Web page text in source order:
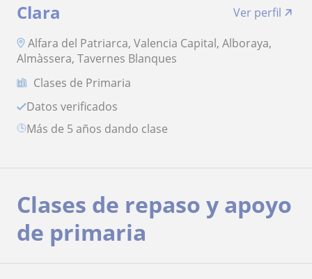
Clara
Ver perfil
Alfara del Patriarca, Valencia Capital, Alboraya,
Almàssera, Tavernes Blanques
Clases de Primaria
Datos verificados
más de 5 años dando clase
Clases de repaso y apoyo
de primaria